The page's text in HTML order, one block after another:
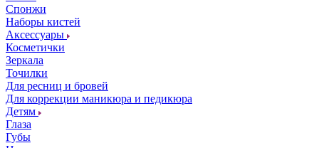
Спонжи
Наборы кистей
Аксессуары
Косметички
Зеркала
Точилки
Для ресниц и бровей
Для коррекции маникюра и педикюра
Детям
Глаза
Губы